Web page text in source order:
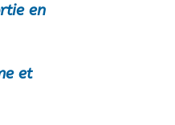
en
et